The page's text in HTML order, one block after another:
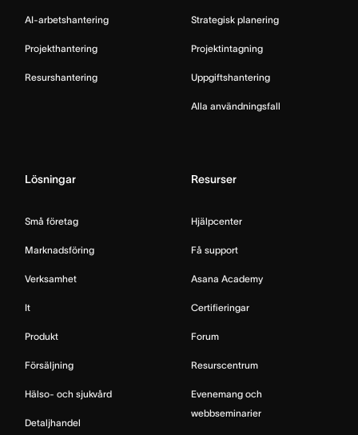
AI-arbetshantering
Projekthantering
Resurshantering
Strategisk planering
Projektintagning
Uppgiftshantering
Alla användningsfall
Lösningar
Små företag
Marknadsföring
Verksamhet
It
Produkt
Försäljning
Hälso- och sjukvård
Detaljhandel
Resurser
Hjälpcenter
Få support
Asana Academy
Certifieringar
Forum
Resurscentrum
Evenemang och
webbseminarier